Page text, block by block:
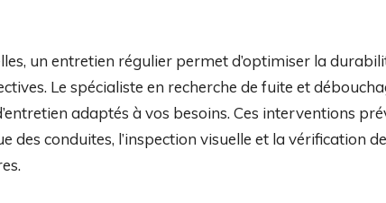
un entretien régulier permet d’optimiser la
Le spécialiste en recherche de fuite et
adaptés à vos besoins. Ces interventions
des conduites, l’inspection visuelle et la vérification de